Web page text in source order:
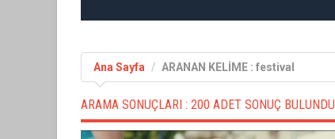
Ana Sayfa ARANAN KELİME : festival
ARAMA SONUÇLARI : 200 ADET SONUÇ BULUNDU